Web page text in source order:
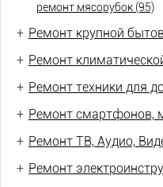
ремонт мясорубок (95)
+ Ремонт крупной
+ Ремонт
+ Ремонт техники для
+ Ремонт смартфонов,
+ Ремонт ТВ, Аудио,
+ Ремонт